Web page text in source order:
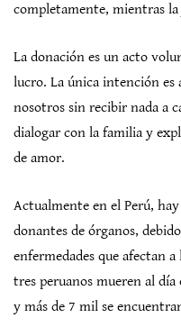
completamente, mientras
La donación es un acto
lucro. La única intención es
nosotros sin recibir nada a
dialogar con la familia y
de amor.
Actualmente en el Perú,
donantes de órganos,
enfermedades que afectan
tres peruanos mueren al
y más de 7 mil se